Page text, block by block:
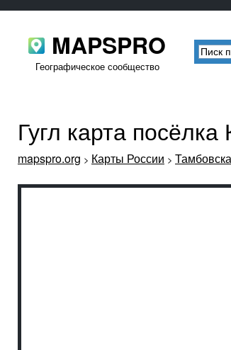
MAPSPRO
Географическое сообщество
Гугл карта
mapspro.org > Карты России >